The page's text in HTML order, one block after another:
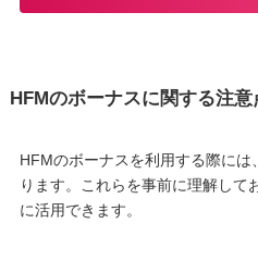
HFMのボーナスに関する注意
HFMのボーナスを利用する際に
ります。これらを事前に理解して
に活用できます。